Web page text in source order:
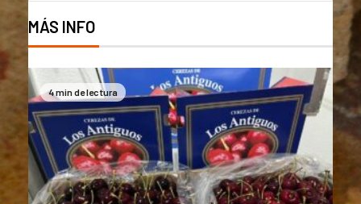
MÁS INFO
4 min de lectura